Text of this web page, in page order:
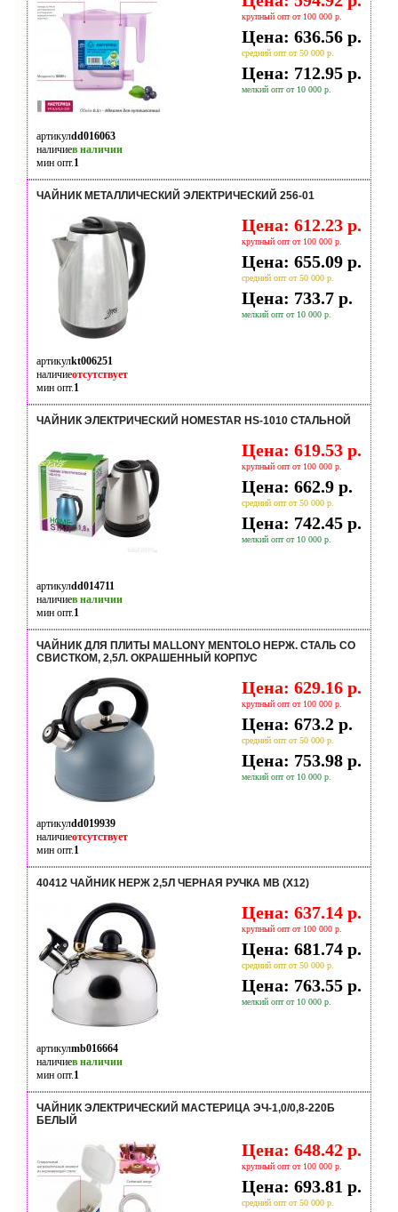
крупный опт от 100 000 р.
Цена: 636.56 р.
средний опт от 50 000 р.
Цена: 712.95 р.
мелкий опт от 10 000 р.
артикулdd016063
наличиев наличии
мин опт.1
ЧАЙНИК МЕТАЛЛИЧЕСКИЙ ЭЛЕКТРИЧЕСКИЙ 256-01
Цена: 612.23 р.
крупный опт от 100 000 р.
Цена: 655.09 р.
средний опт от 50 000 р.
Цена: 733.7 р.
мелкий опт от 10 000 р.
артикулkt006251
наличиеотсутствует
мин опт.1
ЧАЙНИК ЭЛЕКТРИЧЕСКИЙ HOMESTAR HS-1010 СТАЛЬНОЙ
Цена: 619.53 р.
крупный опт от 100 000 р.
Цена: 662.9 р.
средний опт от 50 000 р.
Цена: 742.45 р.
мелкий опт от 10 000 р.
артикулdd014711
наличиев наличии
мин опт.1
ЧАЙНИК ДЛЯ ПЛИТЫ MALLONY MENTOLO НЕРЖ. СТАЛЬ СО
СВИСТКОМ, 2,5Л. ОКРАШЕННЫЙ КОРПУС
Цена: 629.16 р.
крупный опт от 100 000 р.
Цена: 673.2 р.
средний опт от 50 000 р.
Цена: 753.98 р.
мелкий опт от 10 000 р.
артикулdd019939
наличиеотсутствует
мин опт.1
40412 ЧАЙНИК НЕРЖ 2,5Л ЧЕРНАЯ РУЧКА MB (Х12)
Цена: 637.14 р.
крупный опт от 100 000 р.
Цена: 681.74 р.
средний опт от 50 000 р.
Цена: 763.55 р.
мелкий опт от 10 000 р.
артикулmb016664
наличиев наличии
мин опт.1
ЧАЙНИК ЭЛЕКТРИЧЕСКИЙ МАСТЕРИЦА ЭЧ-1,0/0,8-220Б
БЕЛЫЙ
Цена: 648.42 р.
крупный опт от 100 000 р.
Цена: 693.81 р.
средний опт от 50 000 р.